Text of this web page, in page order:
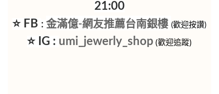
21:00
⭐ FB :金滿億-網友推薦台南銀樓 (歡迎按讚)
⭐ IG : umi_jewerly_shop (歡迎追蹤)